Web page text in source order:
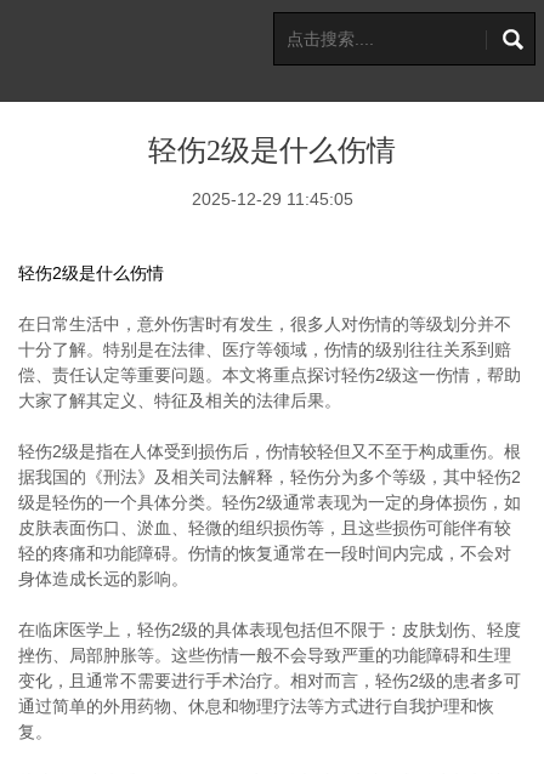
轻伤2级是什么伤情
2025-12-29 11:45:05
轻伤2级是什么伤情
在日常生活中，意外伤害时有发生，很多人对伤情的等级划分并不
十分了解。特别是在法律、医疗等领域，伤情的级别往往关系到赔
偿、责任认定等重要问题。本文将重点探讨轻伤2级这一伤情，帮助
大家了解其定义、特征及相关的法律后果。
轻伤2级是指在人体受到损伤后，伤情较轻但又不至于构成重伤。根
据我国的《刑法》及相关司法解释，轻伤分为多个等级，其中轻伤2
级是轻伤的一个具体分类。轻伤2级通常表现为一定的身体损伤，如
皮肤表面伤口、淤血、轻微的组织损伤等，且这些损伤可能伴有较
轻的疼痛和功能障碍。伤情的恢复通常在一段时间内完成，不会对
身体造成长远的影响。
在临床医学上，轻伤2级的具体表现包括但不限于：皮肤划伤、轻度
挫伤、局部肿胀等。这些伤情一般不会导致严重的功能障碍和生理
变化，且通常不需要进行手术治疗。相对而言，轻伤2级的患者多可
通过简单的外用药物、休息和物理疗法等方式进行自我护理和恢
复。